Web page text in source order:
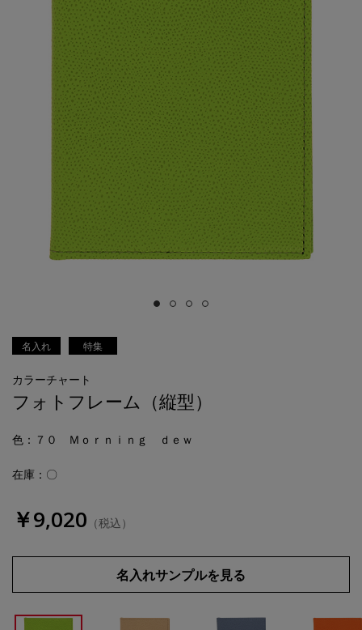
名入れ 特集
カラーチャート
フォトフレーム（縦型）
色 ：７０ Ｍｏｒｎｉｎｇ ｄｅｗ
在庫：〇
￥9,020 （税込）
名入れサンプルを見る